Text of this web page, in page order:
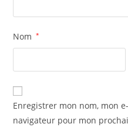
Nom *
Enregistrer mon nom, mon
navigateur pour mon